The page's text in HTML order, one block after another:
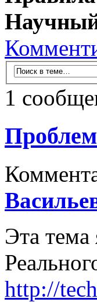
1
Эта
http://